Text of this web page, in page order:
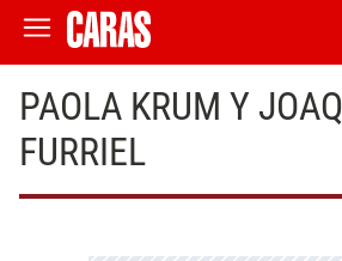
PAOLA KRUM Y
FURRIEL